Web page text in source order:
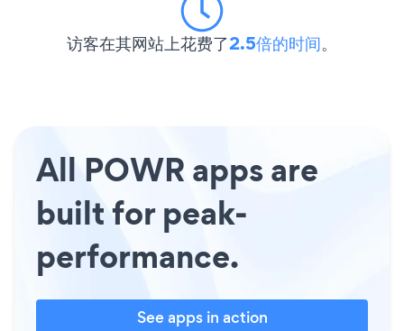
访客在其网站上花费了2.5倍的时间。
All POWR apps are
built for peak-
performance.
See apps in action